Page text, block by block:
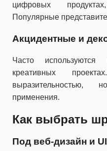
цифровых
Популярные
Акцидентные и
Часто используются
креативных
выразительностью,
применения.
Как выбрать
Под веб-дизайн и